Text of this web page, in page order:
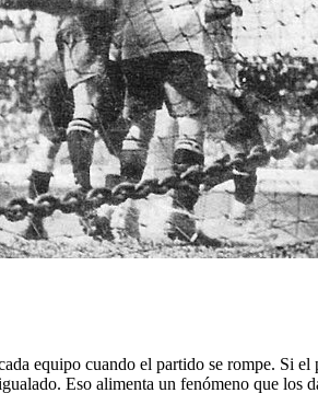
equipo cuando el partido se rompe. Si
Eso alimenta un fenómeno que